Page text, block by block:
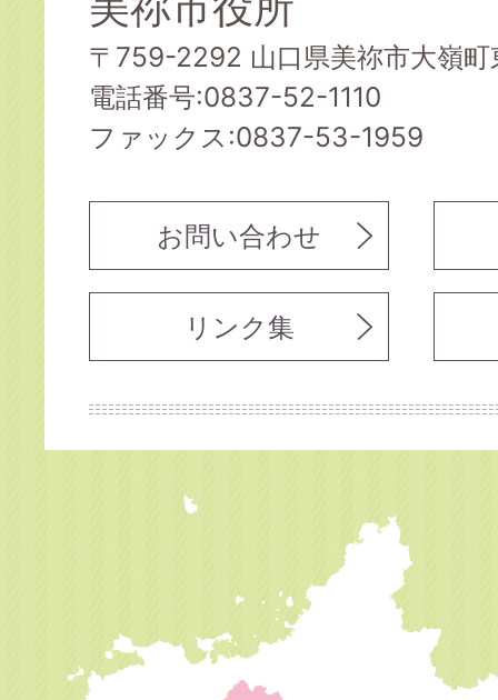
〒759-2292 山口県美祢市大嶺
電話番号:0837-52-1110
ファックス:0837-53-1959
お問い合わせ
リンク集